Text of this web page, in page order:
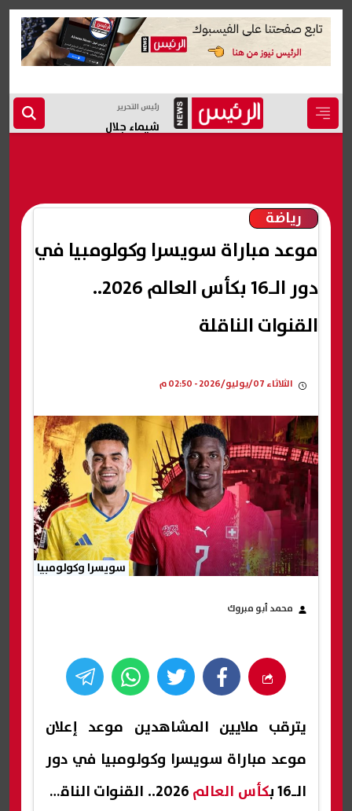
رئيس التحرير
شيماء جلال
رياضة
موعد مباراة سويسرا وكولومبيا في
دور الـ16 بكأس العالم 2026..
القنوات الناقلة
الثلاثاء 07/يوليو/2026 - 02:50 م
سويسرا وكولومبيا
محمد أبو مبروك
يترقب ملايين المشاهدين موعد إعلان
موعد مباراة سويسرا وكولومبيا في دور
الـ16 ب
كأس العالم
2026.. القنوات الناقلة